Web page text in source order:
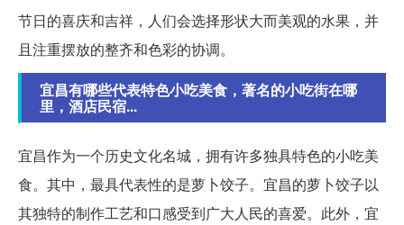
节日的喜庆和吉祥，人们会选择形状大而美观的水果，并
且注重摆放的整齐和色彩的协调。
宜昌有哪些代表特色小吃美食，著名的小吃街在哪
里，酒店民宿...
宜昌作为一个历史文化名城，拥有许多独具特色的小吃美
食。其中，最具代表性的是萝卜饺子。宜昌的萝卜饺子以
其独特的制作工艺和口感受到广大人民的喜爱。此外，宜